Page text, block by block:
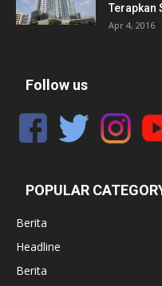
Terapkan
Apr 4, 2016
Follow us
POPULAR
Berita
Headline
Berita